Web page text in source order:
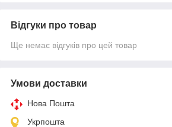
Відгуки про товар
Ще немає відгуків про цей товар
Умови доставки
Нова Пошта
Укрпошта